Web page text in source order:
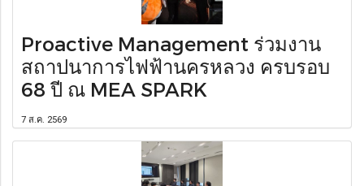
Proactive Management ร่วมงาน
สถาปนาการไฟฟ้านครหลวง ครบรอบ
68 ปี ณ MEA SPARK
7 ส.ค. 2569